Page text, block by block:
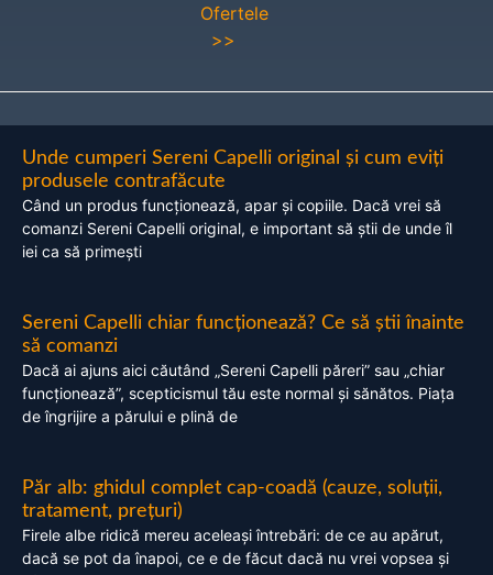
Ofertele
>>
Unde cumperi Sereni Capelli original și cum eviți
produsele contrafăcute
Când un produs funcționează, apar și copiile. Dacă vrei să
comanzi Sereni Capelli original, e important să știi de unde îl
iei ca să primești
Sereni Capelli chiar funcționează? Ce să știi înainte
să comanzi
Dacă ai ajuns aici căutând „Sereni Capelli păreri” sau „chiar
funcționează”, scepticismul tău este normal și sănătos. Piața
de îngrijire a părului e plină de
Păr alb: ghidul complet cap-coadă (cauze, soluții,
tratament, prețuri)
Firele albe ridică mereu aceleași întrebări: de ce au apărut,
dacă se pot da înapoi, ce e de făcut dacă nu vrei vopsea și